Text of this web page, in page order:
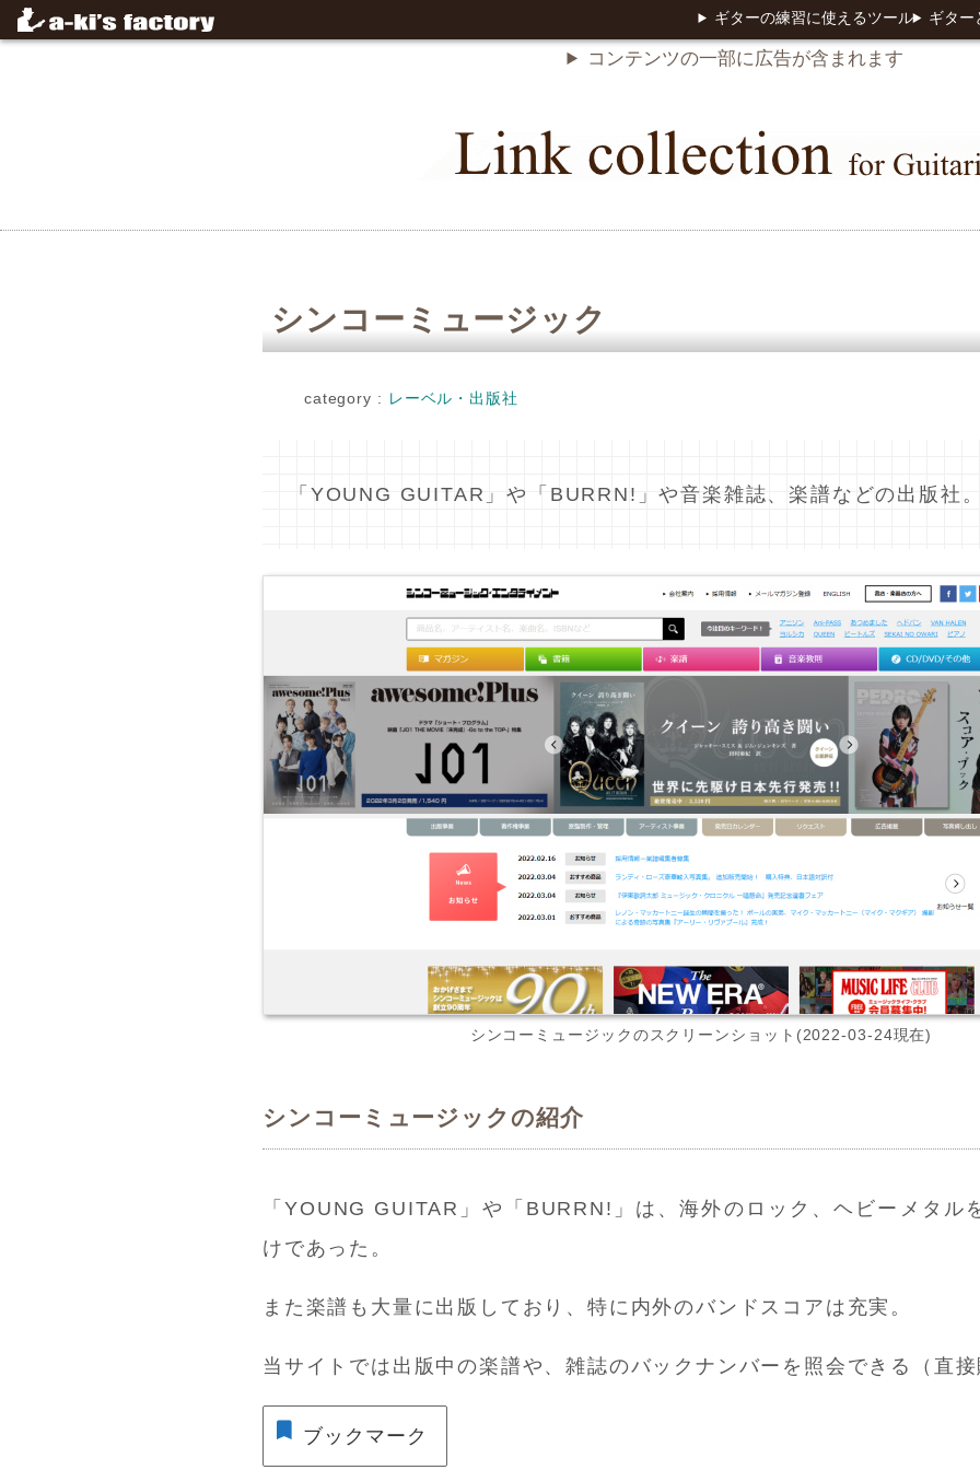
ギターの練習に使えるツール ギター
シンコーミュージック
category : レーベル・出版社
「YOUNG GUITAR」や「BURRN!」や音楽雑誌、楽譜などの出版社
シンコーミュージックのスクリーンショット(2022-03-24現在)
シンコーミュージックの紹介
「YOUNG GUITAR」や「BURRN!」は、海外のロック、ヘビーメタル
けであった。
また楽譜も大量に出版しており、特に内外のバンドスコアは充実。
当サイトでは出版中の楽譜や、雑誌のバックナンバーを照会できる（直
ブックマーク
コンテンツの一部に広告が含まれます